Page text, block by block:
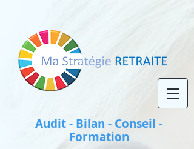
Audit - Bilan - Conseil -
Formation